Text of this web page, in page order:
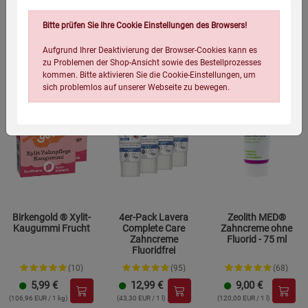
Birkengold ® Xylit-
Kaugummi Frucht
(10)
5,99 €
(106,96 EUR / 1 kg)
4er-Pack Lavera
Complete Care
Zahncreme
Fluoridfrei
(95)
12,99 €
(43,30 EUR / 1 l)
Zeolith MED®
Zahncreme ohne
Fluorid - 75 ml
(68)
9,00 €
(120,00 EUR / 1 l)
Bitte prüfen Sie Ihre Cookie Einstellungen des Browsers!
Aufgrund Ihrer Deaktivierung der Browser-Cookies kann es
zu Problemen der Shop-Ansicht sowie des Bestellprozesses
kommen. Bitte aktivieren Sie die Cookie-Einstellungen, um
sich problemlos auf unserer Webseite zu bewegen.
Einstellungen speichern für die Gruppe
Einwilligung nicht erteilen
Notwendige Cookies (5)